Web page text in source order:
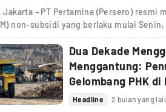
Jakarta – PT Pertamina (Persero) resmi
non-subsidi yang berlaku mulai Senin,
Dua Dekade
Menggantung:
Gelombang PHK di
Headline 2 bulan yang